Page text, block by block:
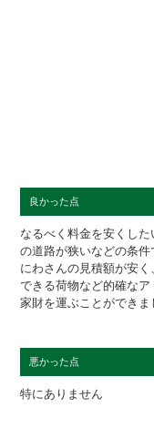
良かった点
なるべく料金を安くし
の道路が狭いなどの条
にわさんの見積額が安
できる荷物など的確な
家財を運ぶことができま
悪かった点
特にありません